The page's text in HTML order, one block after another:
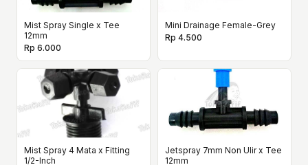
Mist Spray Single x Tee
12mm
Rp 6.000
Mini Drainage Female-Grey
Rp 4.500
Mist Spray 4 Mata x Fitting
1/2-Inch
Jetspray 7mm Non Ulir x Tee
12mm